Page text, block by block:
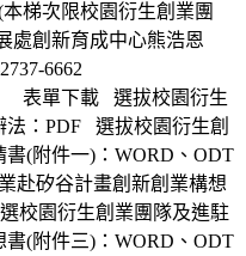
梯次限校園衍生創業團
新育成中心熊浩恩
2737-6662
表單下載 選拔校園衍生
：PDF 選拔校園衍生創
(附件一)：WORD、ODT
赴矽谷計畫創新創業構想
校園衍生創業團隊及進駐
(附件三)：WORD、ODT